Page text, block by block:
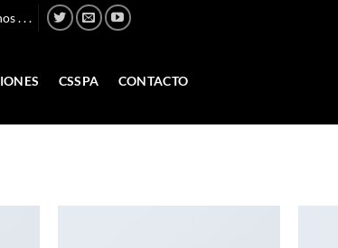
. . .
CSSPA CONTACTO